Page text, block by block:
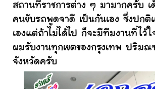
สถานที่ราชการต่าง ๆ มามากครับ
คนขับรถพูดจาดี เป็นกันเอง ซึ่งปกติ
เองแต่ถ้าไม่ได้ไป ก็จะมีทีมงานที่ไว้
ผมรับงานทุกเขตของกรุงเทพ ปริมณ
จังหวัดครับ